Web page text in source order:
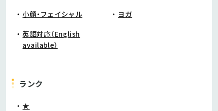
小顔・フェイシャル ヨガ
英語対応（English
available）
ランク
★